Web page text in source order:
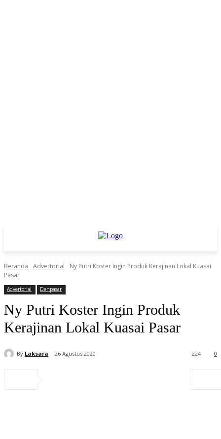
Beranda Advertorial
Ny Putri Koster Ingin Produk Kerajinan Lokal Kuasai
Pasar
Advertorial Denpasar
Ny Putri Koster Ingin Produk
Kerajinan Lokal Kuasai Pasar
By Laksara 26 Agustus 2020 0
224